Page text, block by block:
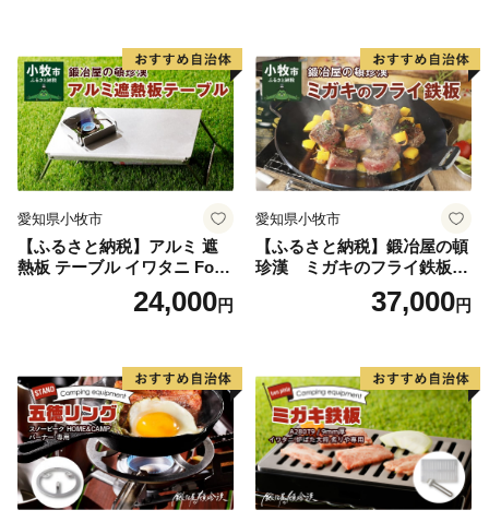
用品 キャンプギア 鉄板料理
日本製 愛知県 送料無料
日本製
愛知県小牧市
【ふるさと納税】アルミ 遮
熱板 テーブル イワタニ Fore
Winds Micro Camp Stove F
W-MS01専用 折り畳みテーブ
ソロ ソロキャンプ グランピ
ング バーナー 風防 鍛冶屋の
頓珍漢 愛知県 小牧市 送料無
料
24,000円
愛知県小牧市
【ふるさと納税】鍛冶屋の頓
珍漢 ミガキのフライ鉄板
F220S アウトドア キャンプ
ソロ ソロキャンプ グランピ
37,000円